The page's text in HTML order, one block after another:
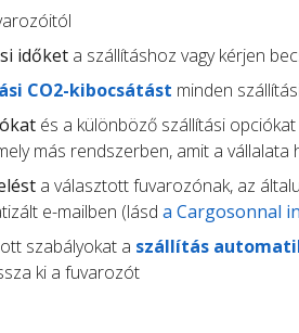
időket a szállításhoz vagy kérjen
CO2-kibocsátást minden
és a különböző szállítási
más rendszerben, amit a vállalata
a választott fuvarozónak, az
e-mailben (lásd a Cargosonnal
szabályokat a szállítás
ki a fuvarozót